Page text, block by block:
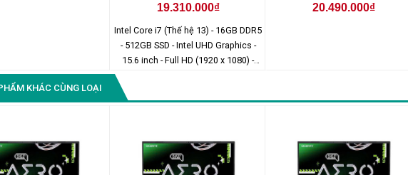
19.310.000₫
Intel Core i7 (Thế hệ 13) - 16GB DDR5
- 512GB SSD - Intel UHD Graphics -
15.6 inch - Full HD (1920 x 1080) -
20.490.000₫
KHÁC CÙNG LOẠI